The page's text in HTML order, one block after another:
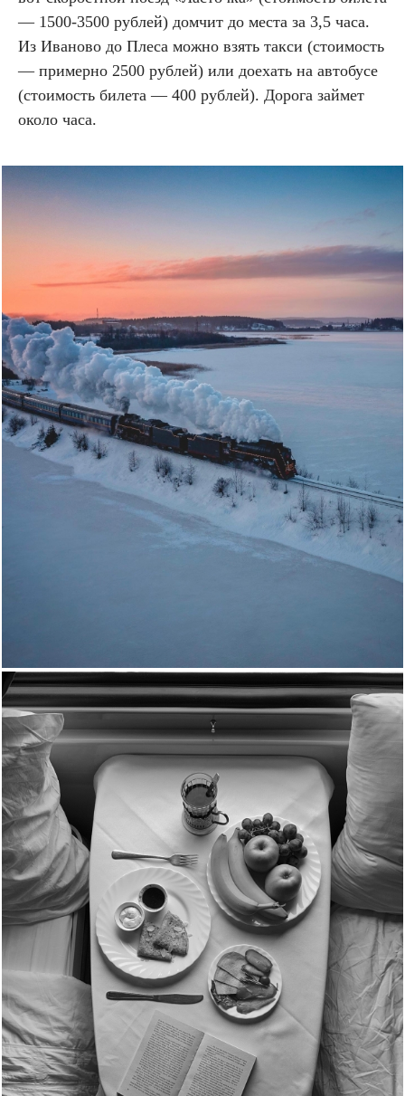
— 1500-3500 рублей) домчит до места за 3,5 часа.
Из Иваново до Плеса можно взять такси (стоимость
— примерно 2500 рублей) или доехать на автобусе
(стоимость билета — 400 рублей). Дорога займет
около часа.